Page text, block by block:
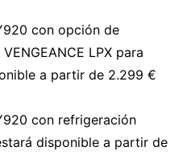
con opción de
LPX para
a partir de 2.299 €
con refrigeración
disponible a partir de